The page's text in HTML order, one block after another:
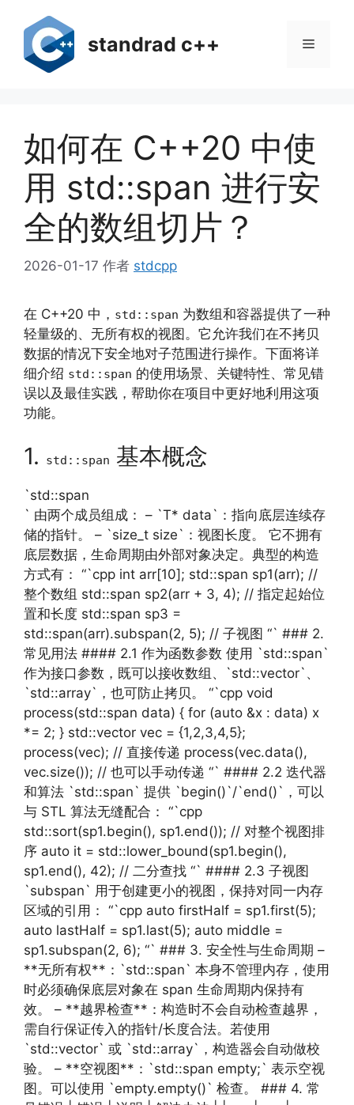
standrad c++ 菜
如何在 C++20 中使
用 std::span 进行安
全的数组切片？
2026-01-17 作者 stdcpp
在 C++20 中， std::span 为数组和容器提供了一种
轻量级的、无所有权的视图。它允许我们在不拷贝
数据的情况下安全地对子范围进行操作。下面将详
细介绍 std::span 的使用场景、关键特性、常见错
误以及最佳实践，帮助你在项目中更好地利用这项
功能。
1. std::span 基本概念
`std::span
` 由两个成员组成： – `T* data`：指向底层连续存
储的指针。 – `size_t size`：视图长度。 它不拥有
底层数据，生命周期由外部对象决定。典型的构造
方式有： “`cpp int arr[10]; std::span sp1(arr); //
整个数组 std::span sp2(arr + 3, 4); // 指定起始位
置和长度 std::span sp3 =
std::span(arr).subspan(2, 5); // 子视图 “` ### 2.
常见用法 #### 2.1 作为函数参数 使用 `std::span`
作为接口参数，既可以接收数组、`std::vector`、
`std::array`，也可防止拷贝。 “`cpp void
process(std::span data) { for (auto &x : data) x
*= 2; } std::vector vec = {1,2,3,4,5};
process(vec); // 直接传递 process(vec.data(),
vec.size()); // 也可以手动传递 “` #### 2.2 迭代器
和算法 `std::span` 提供 `begin()`/`end()`，可以
与 STL 算法无缝配合： “`cpp
std::sort(sp1.begin(), sp1.end()); // 对整个视图排
序 auto it = std::lower_bound(sp1.begin(),
sp1.end(), 42); // 二分查找 “` #### 2.3 子视图
`subspan` 用于创建更小的视图，保持对同一内存
区域的引用： “`cpp auto firstHalf = sp1.first(5);
auto lastHalf = sp1.last(5); auto middle =
sp1.subspan(2, 6); “` ### 3. 安全性与生命周期 –
**无所有权**：`std::span` 本身不管理内存，使用
时必须确保底层对象在 span 生命周期内保持有
效。 – **越界检查**：构造时不会自动检查越界，
需自行保证传入的指针/长度合法。若使用
`std::vector` 或 `std::array`，构造器会自动做校
验。 – **空视图**：`std::span empty;` 表示空视
图。可以使用 `empty.empty()` 检查。 ### 4. 常